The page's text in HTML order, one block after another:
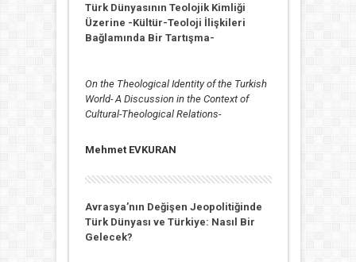
Türk Dünyasının Teolojik Kimliği
Üzerine -Kültür-Teoloji İlişkileri
Bağlamında Bir Tartışma-
On the Theological Identity of the Turkish
World- A Discussion in the Context of
Cultural-Theological Relations-
Mehmet EVKURAN
Avrasya’nın Değişen Jeopolitiğinde
Türk Dünyası ve Türkiye: Nasıl Bir
Gelecek?